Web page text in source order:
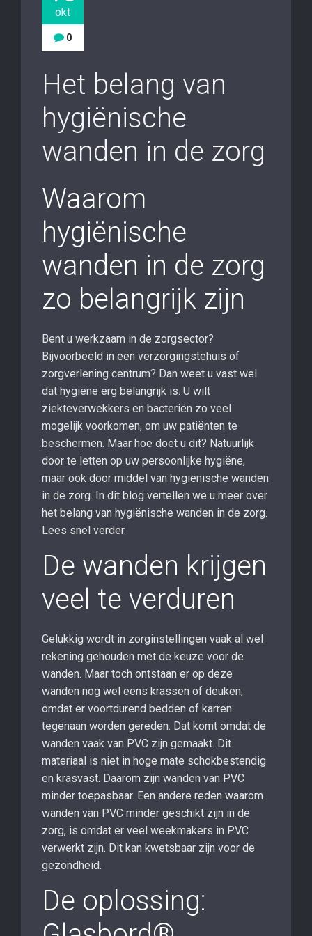
okt
0
Het belang van
hygiënische
wanden in de zorg
Waarom
hygiënische
wanden in de zorg
zo belangrijk zijn
Bent u werkzaam in de zorgsector?
Bijvoorbeeld in een verzorgingstehuis of
zorgverlening centrum? Dan weet u vast wel
dat hygiëne erg belangrijk is. U wilt
ziekteverwekkers en bacteriën zo veel
mogelijk voorkomen, om uw patiënten te
beschermen. Maar hoe doet u dit? Natuurlijk
door te letten op uw persoonlijke hygiëne,
maar ook door middel van hygiënische wanden
in de zorg. In dit blog vertellen we u meer over
het belang van hygiënische wanden in de zorg.
Lees snel verder.
De wanden krijgen
veel te verduren
Gelukkig wordt in zorginstellingen vaak al wel
rekening gehouden met de keuze voor de
wanden. Maar toch ontstaan er op deze
wanden nog wel eens krassen of deuken,
omdat er voortdurend bedden of karren
tegenaan worden gereden. Dat komt omdat de
wanden vaak van PVC zijn gemaakt. Dit
materiaal is niet in hoge mate schokbestendig
en krasvast. Daarom zijn wanden van PVC
minder toepasbaar. Een andere reden waarom
wanden van PVC minder geschikt zijn in de
zorg, is omdat er veel weekmakers in PVC
verwerkt zijn. Dit kan kwetsbaar zijn voor de
gezondheid.
De oplossing: